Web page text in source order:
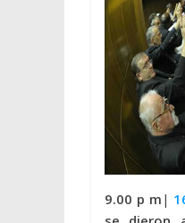
9.00 p m |